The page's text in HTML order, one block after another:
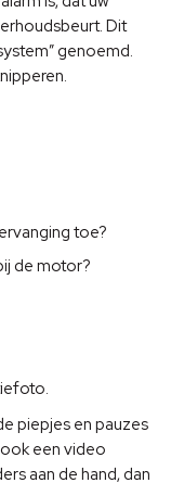
Dit
genoemd.
toe?
de motor?
piepjes en pauzes
een video
aan de hand, dan